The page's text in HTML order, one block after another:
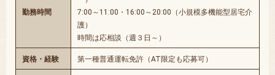
勤務時間
7:00～11:00・16:00～20:00（小規模多機能型居宅介
護）
時間は応相談（週３日～）
資格・経験 第一種普通運転免許（AT限定も応募可）